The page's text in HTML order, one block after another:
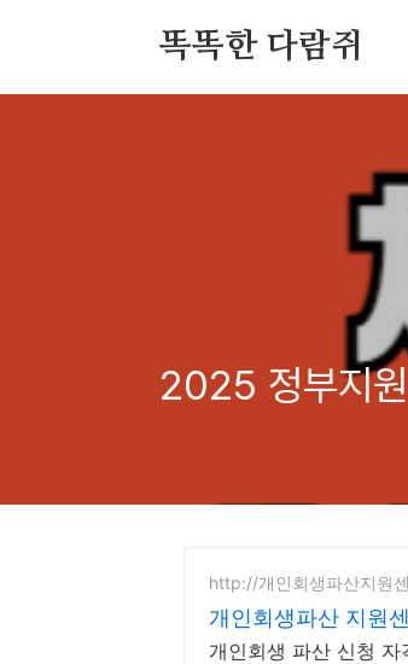
똑똑한 다람쥐
2025 정부지
http://개인회생파산지원
개인회생파산 지원
개인회생 파산 신청